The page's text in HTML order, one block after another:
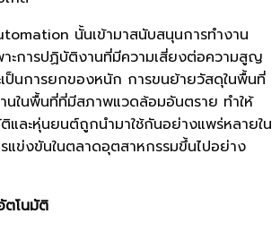
นั้นเข้ามาสนับสนุนการทำงาน
ะการปฏิบัติงานที่มีความเสี่ยงต่อความสูญ
เป็นการยกของหนัก การขนย้ายวัสดุในพื้นที่
นในพื้นที่ที่มีสภาพแวดล้อมอันตราย ทำให้
และหุ่นยนต์ถูกนำมาใช้กันอย่างแพร่หลายใน
แข่งขันในตลาดอุตสาหกรรมขึ้นไปอย่าง
ตโนมัติ